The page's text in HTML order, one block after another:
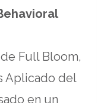
in
new
tab
Full Bloom,
Aplicado del
en un